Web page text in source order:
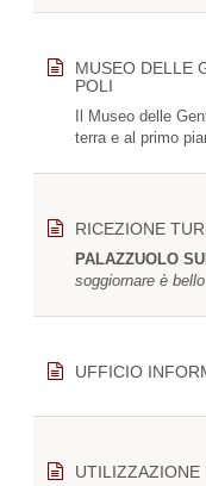
MUSEO DELLE
POLI
Il Museo delle
terra e al primo
RICEZIONE
PALAZZUOLO
soggiornare è bello
UFFICIO
UTILIZZAZIONE